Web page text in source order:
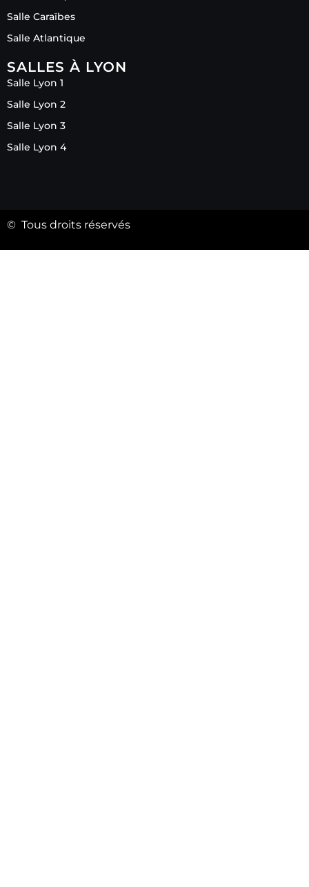
Salle Caraïbes
Salle Atlantique
SALLES À LYON
Salle Lyon 1
Salle Lyon 2
Salle Lyon 3
Salle Lyon 4
© Tous droits réservés